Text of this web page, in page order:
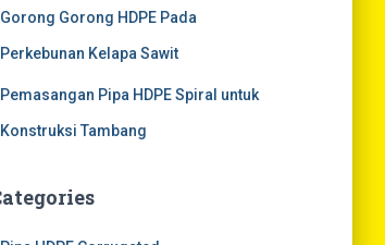
Gorong Gorong HDPE Pada
Perkebunan Kelapa Sawit
Pemasangan Pipa HDPE Spiral untuk
Konstruksi Tambang